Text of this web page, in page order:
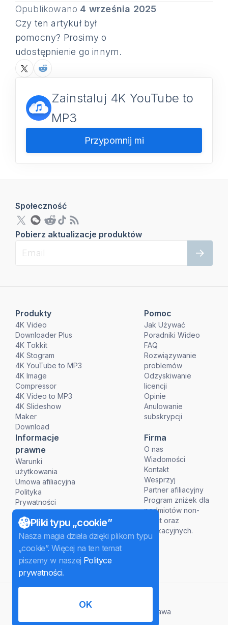
Opublikowano 4 września 2025
Czy ten artykuł był
pomocny? Prosimy o
udostępnienie go innym.
Zainstaluj 4K YouTube to
MP3
Przypomnij mi
Produkty
4K Video
Downloader Plus
4K Tokkit
4K Stogram
4K YouTube to MP3
4K Image
Compressor
4K Video to MP3
4K Slideshow
Maker
Download
Pomoc
Jak Używać
Poradniki Wideo
FAQ
Rozwiązywanie
problemów
Odzyskiwanie
licencji
Opinie
Anulowanie
subskrypcji
Informacje
prawne
Warunki
użytkowania
Umowa afiliacyjna
Polityka
Prywatności
Polityka Refundacji
Firma
O nas
Wiadomości
Kontakt
Wesprzyj
Partner afiliacyjny
Program zniżek dla
podmiotów non-
profit oraz
edukacyjnych.
Społeczność
Pobierz aktualizacje produktów
Wszelkie prawa
zastrzeżone.
Pliki typu „cookie”
Nasza magia działa dzięki plikom typu
„cookie”. Więcej na ten temat
piszemy w naszej Polityce
prywatności.
OK